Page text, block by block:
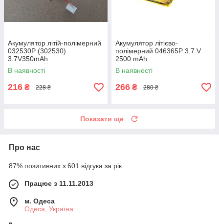
Акумулятор літій-полімерний
032530P (302530)
3.7V350mAh
В наявності
216 ₴ 228 ₴
Акумулятор літієво-
полімерний 046365P 3.7 V
2500 mAh
В наявності
266 ₴ 280 ₴
Показати ще
Про нас
87% позитивних з 601 відгука за рік
Працює з 11.11.2013
м. Одеса
Одеса, Україна